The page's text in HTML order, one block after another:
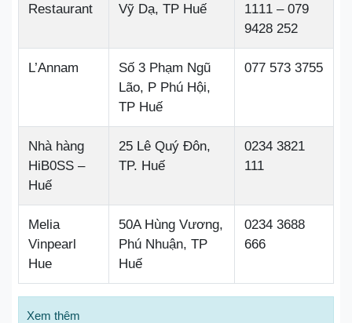
Restaurant
Vỹ Dạ, TP Huế
1111 – 079
9428 252
L’Annam
Số 3 Phạm Ngũ
Lão, P Phú Hội,
TP Huế
077 573 3755
Nhà hàng
HiB0SS –
Huế
25 Lê Quý Đôn,
TP. Huế
0234 3821
111
Melia
Vinpearl
Hue
50A Hùng Vương,
Phú Nhuận, TP
Huế
0234 3688
666
Xem thêm